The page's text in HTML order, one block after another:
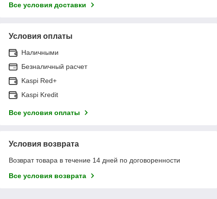
Все условия доставки
Условия оплаты
Наличными
Безналичный расчет
Kaspi Red+
Kaspi Kredit
Все условия оплаты
Условия возврата
Возврат товара в течение 14 дней по договоренности
Все условия возврата